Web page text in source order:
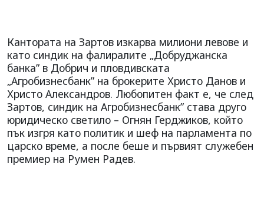
Кантората на Зартов изкарва милиони левове и
като синдик на фалиралите „Добруджанска
банка” в Добрич и пловдивската
„Агробизнесбанк” на брокерите Христо Данов и
Христо Александров. Любопитен факт е, че след
Зартов, синдик на Агробизнесбанк” става друго
юридическо светило – Огнян Герджиков, който
пък изгря като политик и шеф на парламента по
царско време, а после беше и първият служебен
премиер на Румен Радев.